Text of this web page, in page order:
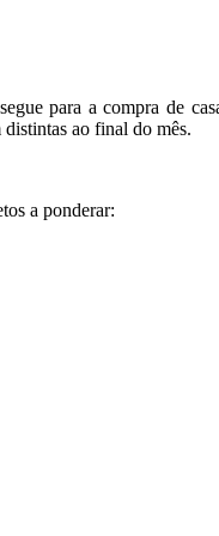
para a compra de
distintas ao final do mês.
a ponderar: